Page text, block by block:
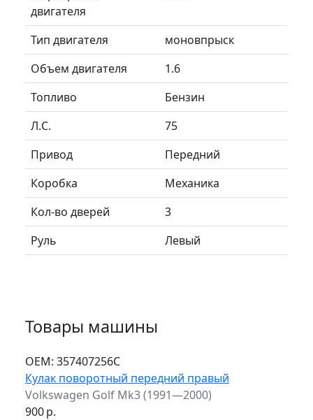
двигателя
Тип двигателя
моновпрыск
Объем двигателя
1.6
Топливо
Бензин
Л.C.
75
Привод
Передний
Коробка
Механика
Кол-во дверей
3
Руль
Левый
Товары машины
ОЕМ: 357407256C
Кулак поворотный передний правый
Volkswagen Golf Mk3 (1991—2000)
900р.